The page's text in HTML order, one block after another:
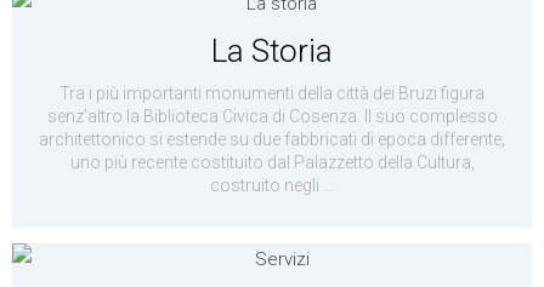
La Storia
Tra i più importanti monumenti della città dei Bruzi figura
senz’altro la Biblioteca Civica di Cosenza. Il suo complesso
architettonico si estende su due fabbricati di epoca differente;
uno più recente costituito dal Palazzetto della Cultura,
costruito negli ...